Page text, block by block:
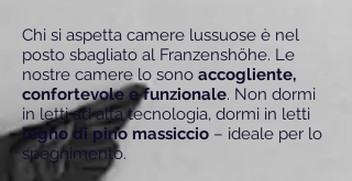
Chi si aspetta camere lussuose è nel
posto sbagliato al Franzenshöhe. Le
nostre camere lo sono accogliente,
confortevole e funzionale. Non dormi
in letti ad alta tecnologia, dormi in letti
legno di pino massiccio – ideale per lo
spegnimento.